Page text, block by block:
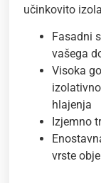
učinkovito
Fasadni
vašega
Visoka
hlajenja
Izjemno
vrste